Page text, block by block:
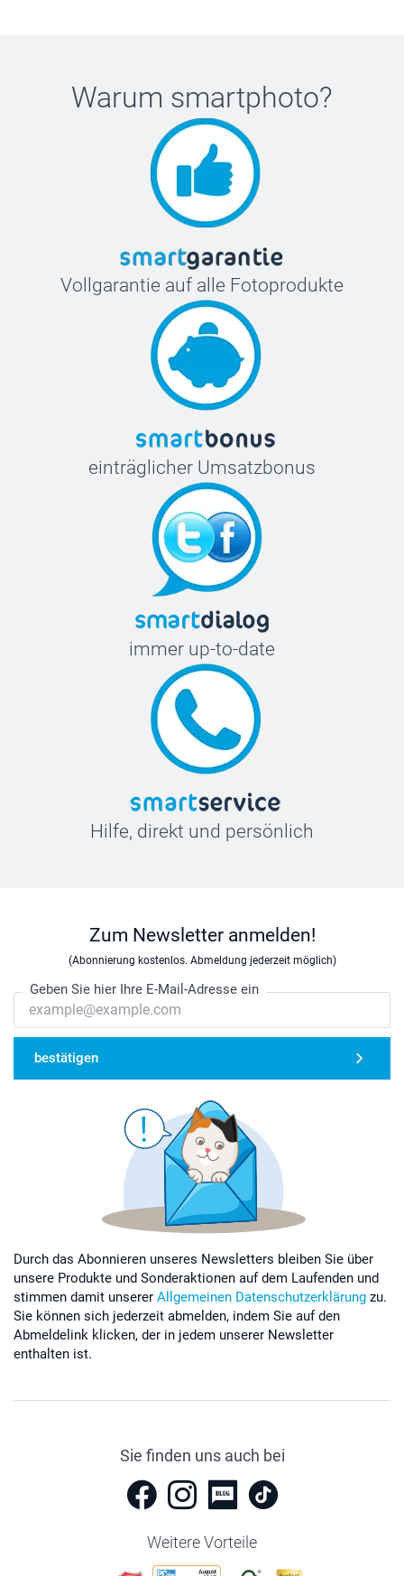
Warum smartphoto?
Vollgarantie auf alle Fotoprodukte
einträglicher Umsatzbonus
immer up-to-date
Hilfe, direkt und persönlich
Zum Newsletter anmelden!
(Abonnierung kostenlos. Abmeldung jederzeit möglich)
Geben Sie hier Ihre E-Mail-Adresse ein
bestätigen
Durch das Abonnieren unseres Newsletters bleiben Sie über
unsere Produkte und Sonderaktionen auf dem Laufenden und
stimmen damit unserer Allgemeinen Datenschutzerklärung zu.
Sie können sich jederzeit abmelden, indem Sie auf den
Abmeldelink klicken, der in jedem unserer Newsletter
enthalten ist.
Sie finden uns auch bei
Weitere Vorteile